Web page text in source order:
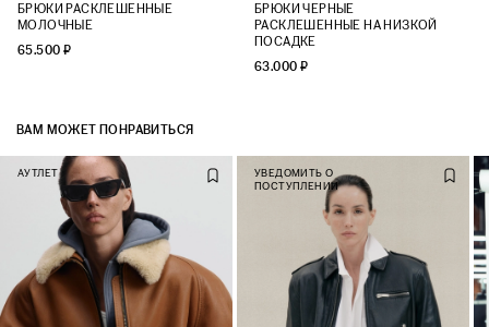
БРЮКИ РАСКЛЕШЕННЫЕ
МОЛОЧНЫЕ
65.500 ₽
БРЮКИ ЧЕРНЫЕ
РАСКЛЕШЕННЫЕ НА НИЗКОЙ
ПОСАДКЕ
63.000 ₽
ВАМ МОЖЕТ ПОНРАВИТЬСЯ
АУТЛЕТ
УВЕДОМИТЬ О
ПОСТУПЛЕНИИ